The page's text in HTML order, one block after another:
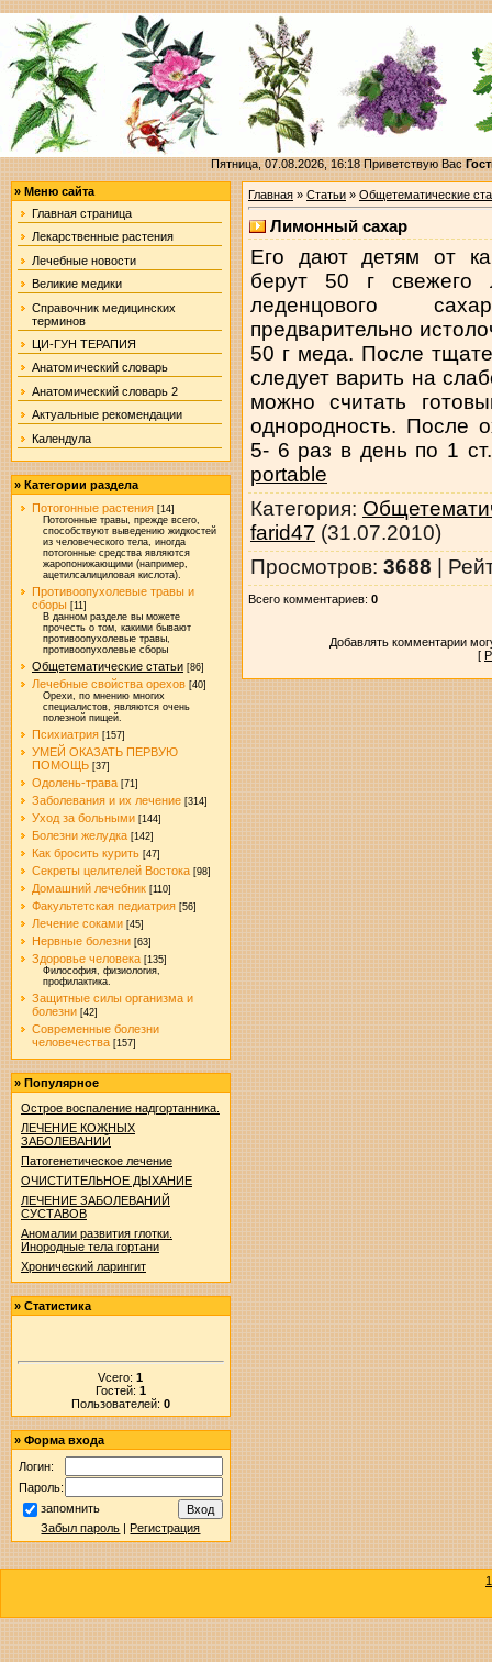
Пятница, 07.08.2026, 16:18Приветствую Вас
» Меню сайта
Главная страница
Лекарственные растения
Лечебные новости
Великие медики
Справочник медицинских
терминов
ЦИ-ГУН ТЕРАПИЯ
Анатомический словарь
Анатомический словарь 2
Актуальные рекомендации
Календула
» Категории раздела
Потогонные растения [14]
Потогонные травы, прежде всего,
способствуют выведению жидкостей
из человеческого тела, иногда
потогонные средства являются
жаропонижающими (например,
ацетилсалициловая кислота).
Противоопухолевые травы и
сборы [11]
В данном разделе вы можете
прочесть о том, какими бывают
противоопухолевые травы,
противоопухолевые сборы
Общетематические статьи [86]
Лечебные свойства орехов [40]
Орехи, по мнению многих
специалистов, являются очень
полезной пищей.
Психиатрия [157]
УМЕЙ ОКАЗАТЬ ПЕРВУЮ
ПОМОЩЬ [37]
Одолень-трава [71]
Заболевания и их лечение [314]
Уход за больными [144]
Болезни желудка [142]
Как бросить курить [47]
Секреты целителей Востока [98]
Домашний лечебник [110]
Факультетская педиатрия [56]
Лечение соками [45]
Нервные болезни [63]
Здоровье человека [135]
Философия, физиология,
профилактика.
Защитные силы организма и
болезни [42]
Современные болезни
человечества [157]
» Популярное
Острое воспаление надгортанника.
ЛЕЧЕНИЕ КОЖНЫХ
ЗАБОЛЕВАНИЙ
Патогенетическое лечение
ОЧИСТИТЕЛЬНОЕ ДЫХАНИЕ
ЛЕЧЕНИЕ ЗАБОЛЕВАНИЙ
СУСТАВОВ
Аномалии развития глотки.
Инородные тела гортани
Хронический ларингит
» Статистика
Vсего:1
Гостей: 1
Пользователей: 0
» Форма входа
Логин:
Пароль:
запомнить
Забыл пароль |Регистрация
Главная» Статьи» Общетематические
Лимонный сахар
Его дают детям от
берут 50 г свежего
леденцового
предварительно
50 г меда. После
следует варить на
можно считать
однородность. После
5- 6 раз в день по 1
portable
Категория:
farid47 (31.07.2010)
Просмотров: 3688 |
Всего комментариев: 0
Добавлять комментарии
[